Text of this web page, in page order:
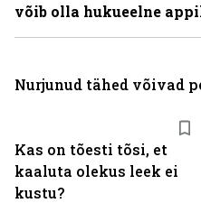
Kas on tõesti tõsi, et
kaaluta olekus leek ei
kustu?
võib olla hukueelne
Nurjunud tähed võivad